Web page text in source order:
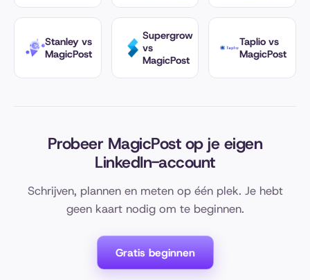
Stanley vs
MagicPost
Supergrow
vs
MagicPost
Taplio vs
MagicPost
Probeer MagicPost op je eigen
LinkedIn-account
Schrijven, plannen en meten op één plek. Je hebt
geen kaart nodig om te beginnen.
Gratis beginnen